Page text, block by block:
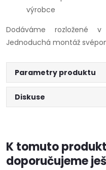
výrobce
Dodáváme rozložené
Jednoduchá montáž
Parametry produktu
Diskuse
K tomuto
doporučujeme